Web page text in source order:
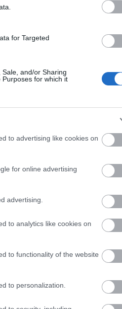
for Targeted
and/or Sharing
for which it
to advertising like cookies on
for online advertising
advertising.
to analytics like cookies on
to functionality of the website
to personalization.
μεγάλη δυσκολία και δν
3 πρόσθετα πλαίσια, αριστερά,
από το χαρακτηριστικό
χάρη στη «γεωμετρία»